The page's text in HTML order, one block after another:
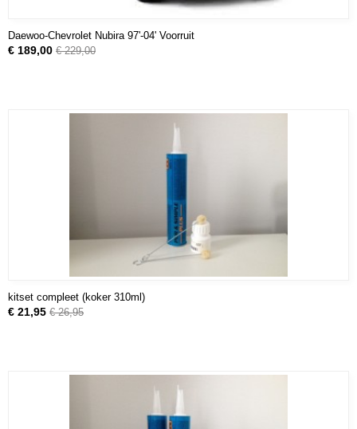
Daewoo-Chevrolet Nubira 97'-04' Voorruit
€ 189,00 € 229,00
kitset compleet (koker 310ml)
€ 21,95 € 26,95